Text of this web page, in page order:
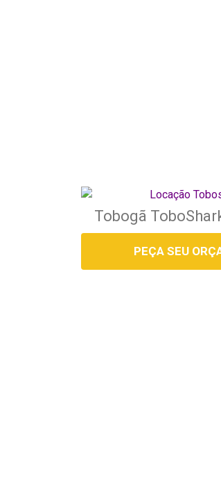
Tobogã
PEÇA SEU